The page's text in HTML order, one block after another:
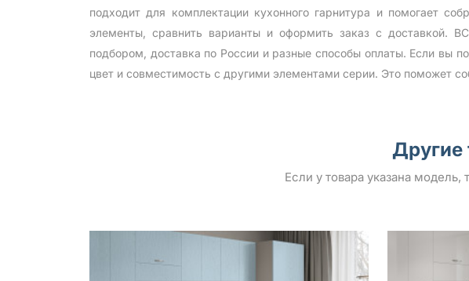
подходит для комплектации кухонного гарнитура и помогает
элементы, сравнить варианты и оформить заказ с доставкой.
подбором, доставка по России и разные способы оплаты. Если вы
цвет и совместимость с другими элементами серии. Это поможет
Другие
Если у товара указана